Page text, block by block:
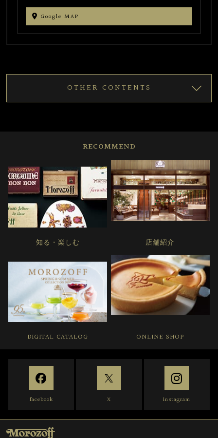
Google MAP
OTHER CONTENTS
RECOMMEND
知る・楽しむ 店舗紹介
DIGITAL CATALOG ONLINE SHOP
facebook X instagram